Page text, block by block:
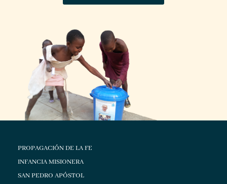
PROPAGACIÓN DE LA FE
INFANCIA MISIONERA
SAN PEDRO APÓSTOL